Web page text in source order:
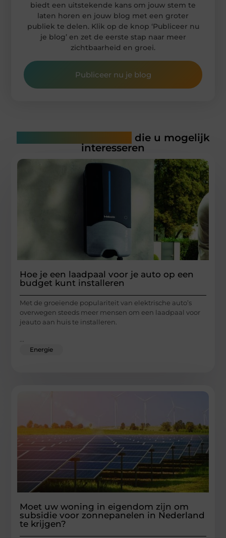
biedt een uitstekende kans om jouw stem te
laten horen en jouw blog met een groter
publiek te delen. Klik op de knop ‘Publiceer nu
je blog’ en zet de eerste stap naar meer
zichtbaarheid en groei.
Publiceer nu je blog
die u mogelijk
interesseren
Hoe je een laadpaal voor je auto op een
budget kunt installeren
Met de groeiende populariteit van elektrische auto’s
overwegen steeds meer mensen om een laadpaal voor
jeauto aan huis te installeren.
Energie
Moet uw woning in eigendom zijn om
subsidie voor zonnepanelen in Nederland
te krijgen?